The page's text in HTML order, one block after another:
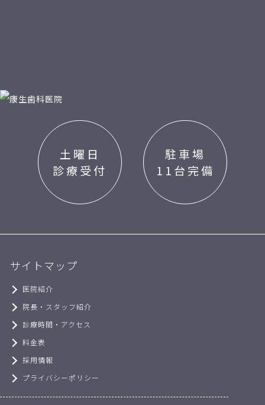
土曜日
診療受付
駐車場
11台完備
サイトマップ
医院紹介
院長・スタッフ紹介
診療時間・アクセス
料金表
採用情報
プライバシーポリシー